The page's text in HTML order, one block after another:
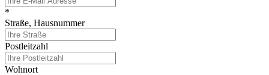
*
Straße, Hausnummer
Postleitzahl
Wohnort